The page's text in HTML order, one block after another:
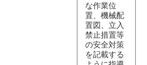
な作業位
置、機械配
置図、立入
禁止措置等
の安全対策
を記載する